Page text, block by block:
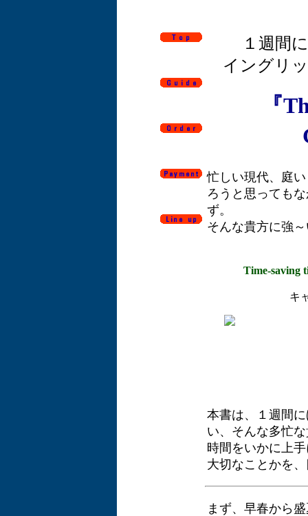
１週間
イングリ
『
忙しい現代、庭
ろうと思っても
ず。
そんな貴方に強
Time-saving
キ
本書は、１週間
い、そんな多忙
時間をいかに上
大切なことかを
まず、早春から